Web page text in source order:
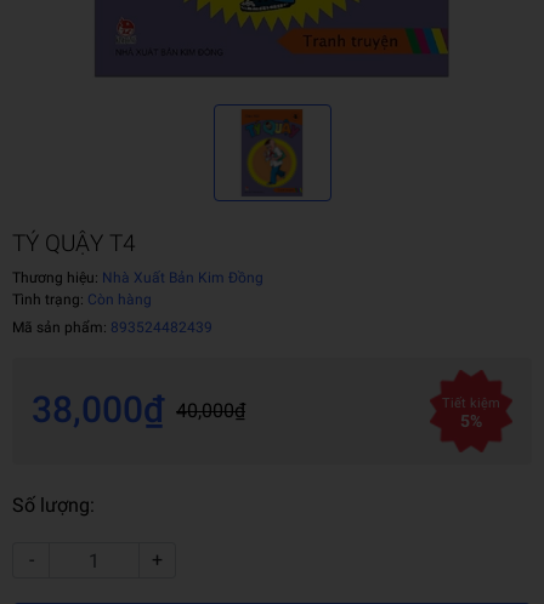
TÝ QUẬY T4
Thương hiệu: Nhà Xuất Bản Kim Đồng
Tình trạng: Còn hàng
Mã sản phẩm: 893524482439
38,000₫ 40,000₫ Tiết kiệm
5%
Số lượng:
- +